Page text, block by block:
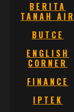
BERITA
TANAH AIR
BUTCE
ENGLISH
CORNER
FINANCE
IPTEK